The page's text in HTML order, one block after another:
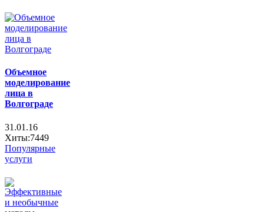
Объемное
моделирование
лица в
Волгограде
31.01.16
Хиты:7449
Популярные
услуги